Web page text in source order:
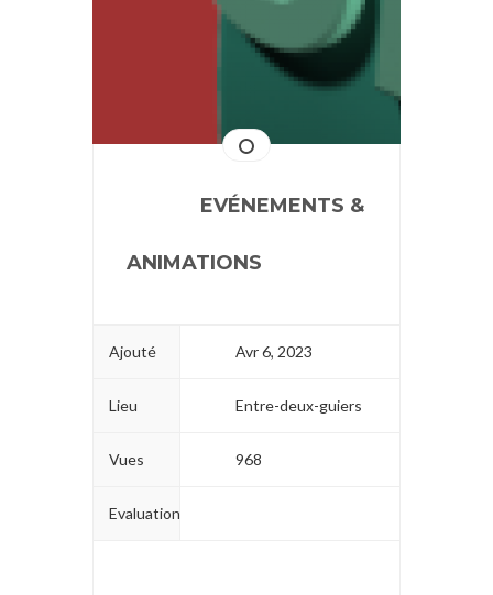
EVÉNEMENTS &
ANIMATIONS
Ajouté Avr 6, 2023
Lieu Entre-deux-guiers
Vues 968
Evaluation